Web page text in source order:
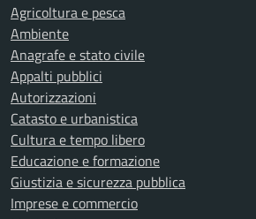
Agricoltura e pesca
Ambiente
Anagrafe e stato civile
Appalti pubblici
Autorizzazioni
Catasto e urbanistica
Cultura e tempo libero
Educazione e formazione
Giustizia e sicurezza pubblica
Imprese e commercio